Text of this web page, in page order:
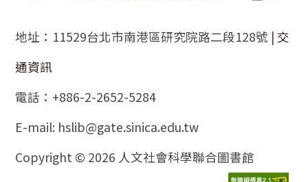
地址：11529台北市南港區研究院路二段128號 | 交
通資訊
電話：+886-2-2652-5284
E-mail: hslib@gate.sinica.edu.tw
Copyright © 2026 人文社會科學聯合圖書館